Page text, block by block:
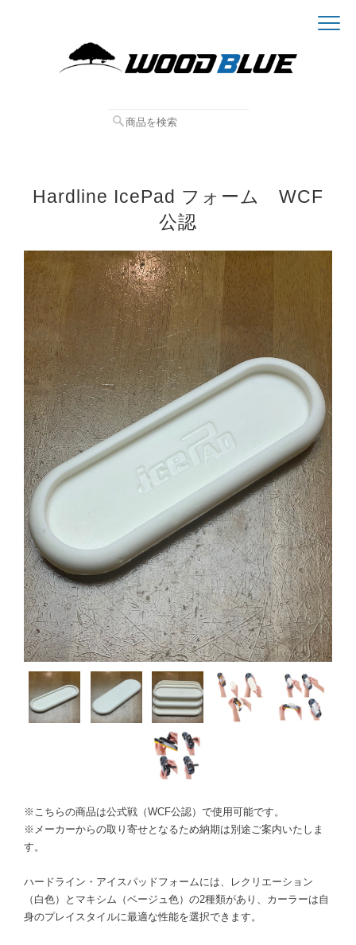
Hardline IcePad フォーム WCF
公認
※こちらの商品は公式戦（WCF公認）で使用可能です。
※メーカーからの取り寄せとなるため納期は別途ご案内いたしま
す。
ハードライン・アイスパッドフォームには、レクリエーション
（白色）とマキシム（ベージュ色）の2種類があり、カーラーは自
身のプレイスタイルに最適な性能を選択できます。